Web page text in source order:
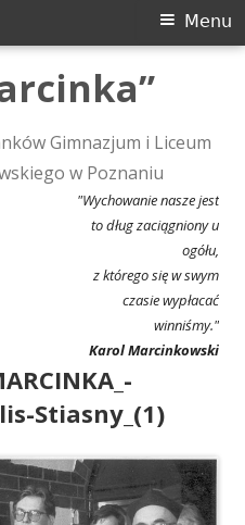
Gimnazjum i Liceum
w Poznaniu
"Wychowanie nasze jest
to dług zaciągniony u
ogółu,
z którego się w swym
czasie wypłacać
winniśmy."
Karol Marcinkowski
Menu
Stiasny_(1)